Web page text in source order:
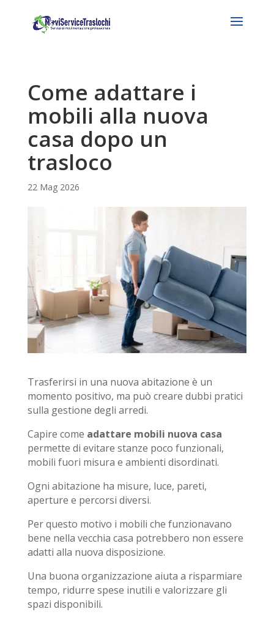
Come adattare i
mobili alla nuova
casa dopo un
trasloco
22 Mag 2026
Trasferirsi in una nuova abitazione è un
momento positivo, ma può creare dubbi pratici
sulla gestione degli arredi.
Capire come adattare mobili nuova casa
permette di evitare stanze poco funzionali,
mobili fuori misura e ambienti disordinati.
Ogni abitazione ha misure, luce, pareti,
aperture e percorsi diversi.
Per questo motivo i mobili che funzionavano
bene nella vecchia casa potrebbero non essere
adatti alla nuova disposizione.
Una buona organizzazione aiuta a risparmiare
tempo, ridurre spese inutili e valorizzare gli
spazi disponibili.